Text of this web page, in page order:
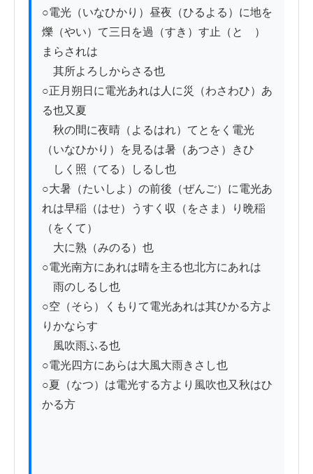
○電光（いなひかり）昼夜（ひるよる）に地を
爍（やい）て三日を過（すき）す止（とゝ）
まらされは
其所よろしからさる也
○正月朔日に電光あれは人に災（わさわひ）あ
る也又夏
秋の間に夜晴（よるはれ）てとをく電光
（いなひかり）を見るは暑（あつさ）きひ
しく照（てる）しるし也
○大暑（たいしよ）の前後（ぜんご）に電光あ
れは早稲（はせ）うすく収（をさま）り晩稲
（をくて）
大に熟（みのる）也
○電光南方にあれは晴を主る也北方にあれは
雨のしるし也
○空（そら）くもりて電光あれは其ひかる方よ
りかならす
風吹雨ふる也
○電光四方にあらは大風大雨きさし也
○夏（なつ）は電光する方より風吹也又秋はひ
かる方